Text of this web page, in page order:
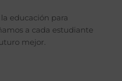
educación para
a cada estudiante
mejor.